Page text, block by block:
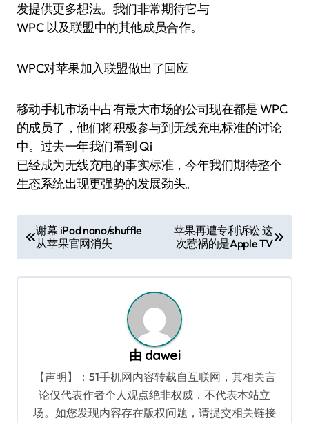
发提供更多想法。我们非常期待它与
WPC 以及联盟中的其他成员合作。
WPC对苹果加入联盟做出了回应
移动手机市场中占有最大市场的公司现在都是 WPC
的成员了，他们将积极参与到无线充电标准的讨论
中。过去一年我们看到 Qi
已经成为无线充电的事实标准，今年我们期待整个
生态系统出现更强势的发展劲头。
章
导
谢幕 iPod nano/shuffle
从苹果官网消失
苹果再遭专利诉讼 这
次惹祸的是Apple TV
由 dawei
【声明】：51手机网内容转载自互联网，其相关言
论仅代表作者个人观点绝非权威，不代表本站立
场。如您发现内容存在版权问题，请提交相关链接